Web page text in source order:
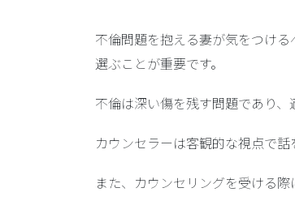
不倫問題を抱える妻が気をつけ
選ぶことが重要です。
不倫は深い傷を残す問題であり、
カウンセラーは客観的な視点で話
また、カウンセリングを受ける